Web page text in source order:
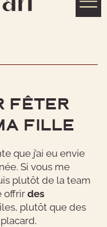
FÊTER
FILLE
que j’ai eu envie
Si vous me
plutôt de la team
offrir des
plutôt que des